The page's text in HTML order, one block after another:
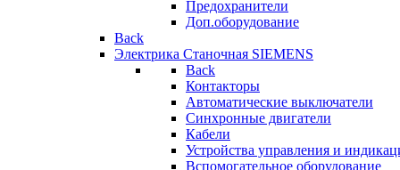
Предохранители
Доп.оборудование
Back
Электрика Станочная SIEMENS
Back
Контакторы
Автоматические выключатели
Синхронные двигатели
Кабели
Устройства управления и
Вспомогательное оборудование